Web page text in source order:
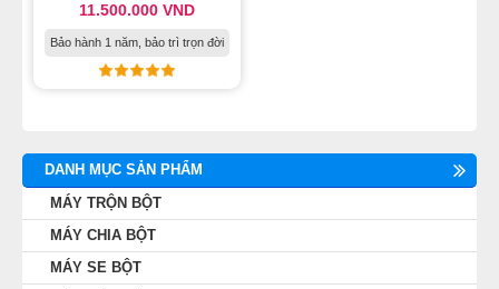
11.500.000VND
Bảo hành 1 năm, bảo trì trọn đời
DANH MỤC SẢN PHẨM
MÁY TRỘN BỘT
MÁY CHIA BỘT
MÁY SE BỘT
DÂY CHUYỀN LÀM BÁNH MÌ
DÂY CHUYỀN LÀM BÁNH NGỌT